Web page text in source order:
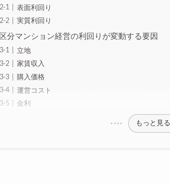
表面利回り
実質利回り
区分マンション経営の利回りが変動する要因
立地
家賃収入
購入価格
運営コスト
金利
もっと見る